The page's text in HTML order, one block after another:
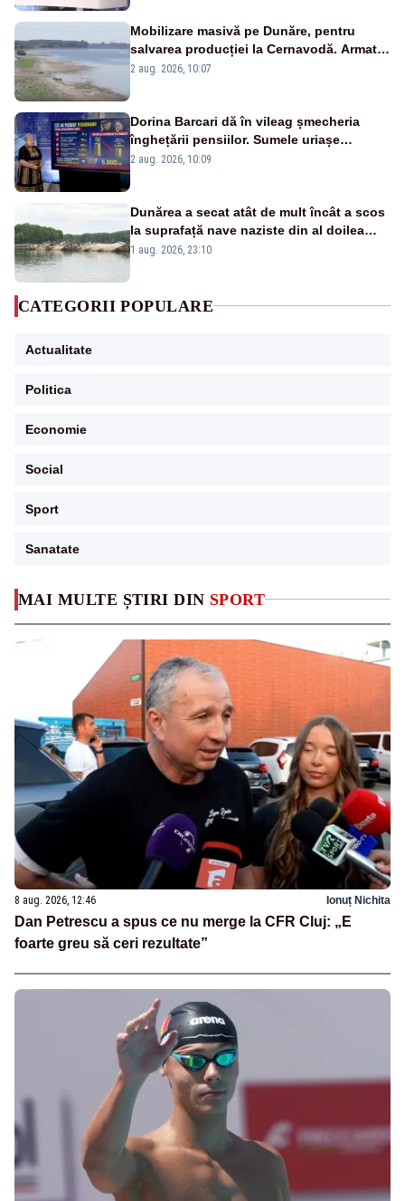
MAI MULTE ȘTIRI DIN SPORT
8 aug. 2026, 12:46 Ionuț Nichita
Dan Petrescu a spus ce nu merge la CFR Cluj: „E
foarte greu să ceri rezultate”
Mobilizare masivă pe Dunăre, pentru
salvarea producției la Cernavodă. Armata
va detona o stâncă și va devia apa
2 aug. 2026, 10:07
Dorina Barcari dă în vileag șmecheria
înghețării pensiilor. Sumele uriașe
pierdute de fiecare român
2 aug. 2026, 10:09
Dunărea a secat atât de mult încât a scos
la suprafață nave naziste din al doilea
război mondial
1 aug. 2026, 23:10
CATEGORII POPULARE
Actualitate
Politica
Economie
Social
Sport
Sanatate